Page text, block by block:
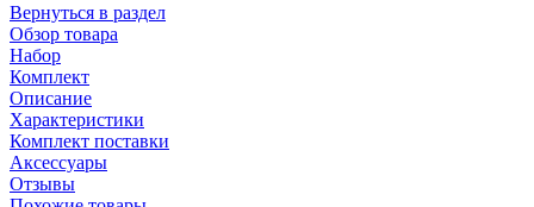
Вернуться в раздел
Обзор товара
Набор
Комплект
Описание
Характеристики
Комплект поставки
Аксессуары
Отзывы